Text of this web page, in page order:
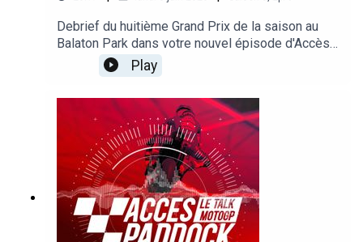
Debrief du huitième Grand Prix de la saison au
Balaton Park dans votre nouvel épisode d'Accès
Paddock grâce nos reporters sur les Grands Prix
Michel Turco et Alexis Delisse. Avec une large
départ, aux lourdes conséquences ! On revient
également sur le retour au sommet de Marc
Marquez, la situation du GP de Hongrie ou l'état
d'esprit de Fabio Quartararo. Sans oublier les
sujets brulants qui agitent le paddock !
Play